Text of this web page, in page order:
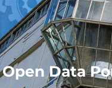
Open Data